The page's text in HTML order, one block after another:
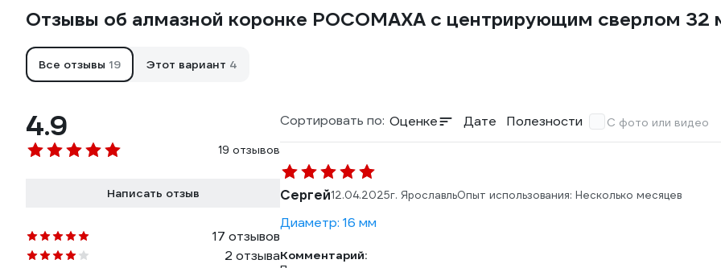
Отзывы об алмазной коронке РОСОМАХА с центрирующим сверлом 32
Все отзывы 19 Этот вариант 4
4.9
19 отзывов
Написать отзыв
17 отзывов
2 отзыва
Сортировать по: Оценке Дате Полезности С фото или видео
Сергей12.04.2025г. ЯрославльОпыт использования: Несколько месяцев
Диаметр: 16 мм
Комментарий: